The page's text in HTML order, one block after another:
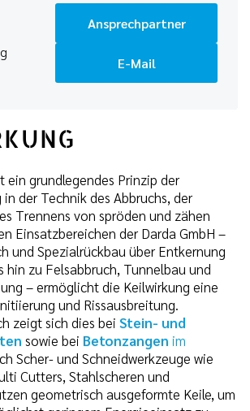
Ansprechpartner
E-Mail
ein grundlegendes Prinzip der
der Technik des Abbruchs, der
Trennens von spröden und zähen
Einsatzbereichen der Darda GmbH –
und Spezialrückbau über Entkernung
hin zu Felsabbruch, Tunnelbau und
– ermöglicht die Keilwirkung eine
und Rissausbreitung.
zeigt sich dies bei Stein- und
sowie bei Betonzangen im
Scher- und Schneidwerkzeuge wie
Cutters, Stahlscheren und
geometrisch ausgeformte Keile, um